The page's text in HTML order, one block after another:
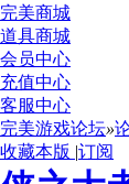
完美商城
道具商城
会员中心
充值中心
客服中心
完美游戏论坛»
收藏本版 |订阅